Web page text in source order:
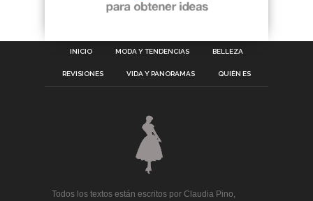
INICIO MODA Y TENDENCIAS BELLEZA
REVISIONES VIDA Y PANORAMAS QUIÉN ES
Todos los textos están escritos por Claudia Pino,